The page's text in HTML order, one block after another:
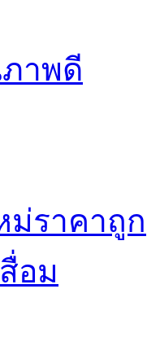
าพดี
ม่ราคาถูก
อม